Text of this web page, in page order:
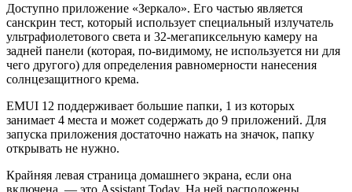
Доступно приложение «Зеркало». Его частью является
санскрин тест, который использует специальный излучатель
ультрафиолетового света и 32-мегапиксельную камеру на
задней панели (которая, по-видимому, не используется ни для
чего другого) для определения равномерности нанесения
солнцезащитного крема.
EMUI 12 поддерживает большие папки, 1 из которых
занимает 4 места и может содержать до 9 приложений. Для
запуска приложения достаточно нажать на значок, папку
открывать не нужно.
Крайняя левая страница домашнего экрана, если она
включена, — это Assistant Today. На ней расположены